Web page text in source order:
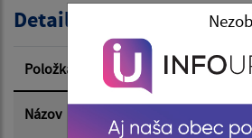
Dátum zverejnenia od:
Dátum zverejnenia do:
Detail úradného
Položka Informácia
Názov
Oznámenie o